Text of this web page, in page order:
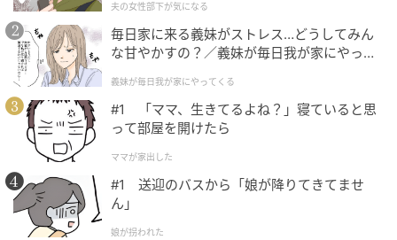
熟成牛サーロインと豚肉のブロシェット
メインは、熟成牛のサーロインや豚肉の味わいを楽し
める串焼き料理、「熟成牛サーロインと豚肉のブロシ
ェット」。竹富島醤油のもろみやハーブ、シークワー
サーが香るソースを合わせ、土地の個性と多様な文化
が交差する味わいを楽しめる。
夫の女性部下が気になる
毎日家に来る義妹がストレス…どうしてみん
な甘やかすの？／義妹が毎日我が家にやって
が】
義妹が毎日我が家にやってくる
#1 「ママ、生きてるよね？」寝ていると思
って部屋を開けたら
ママが家出した
#1 送迎のバスから「娘が降りてきてませ
ん」
娘が拐われた